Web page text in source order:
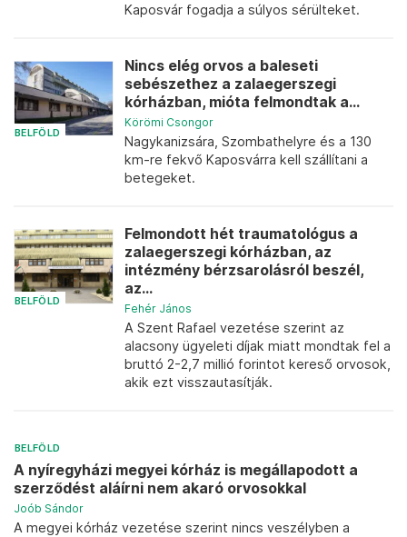
Kaposvár fogadja a súlyos sérülteket.
BELFÖLD
Nincs elég orvos a baleseti
sebészethez a zalaegerszegi
kórházban, mióta felmondtak a...
Körömi Csongor
Nagykanizsára, Szombathelyre és a 130
km-re fekvő Kaposvárra kell szállítani a
betegeket.
BELFÖLD
Felmondott hét traumatológus a
zalaegerszegi kórházban, az
intézmény bérzsarolásról beszél,
az...
Fehér János
A Szent Rafael vezetése szerint az
alacsony ügyeleti díjak miatt mondtak fel a
bruttó 2-2,7 millió forintot kereső orvosok,
akik ezt visszautasítják.
BELFÖLD
A nyíregyházi megyei kórház is megállapodott a
szerződést aláírni nem akaró orvosokkal
Joób Sándor
A megyei kórház vezetése szerint nincs veszélyben a